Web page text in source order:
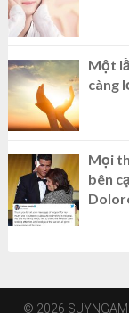
Một
càng
Mọi
bên
© 2026